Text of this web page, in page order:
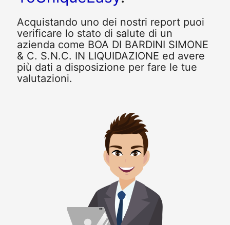
Acquistando uno dei nostri report puoi
verificare lo stato di salute di un
azienda come BOA DI BARDINI SIMONE
& C. S.N.C. IN LIQUIDAZIONE ed avere
più dati a disposizione per fare le tue
valutazioni.